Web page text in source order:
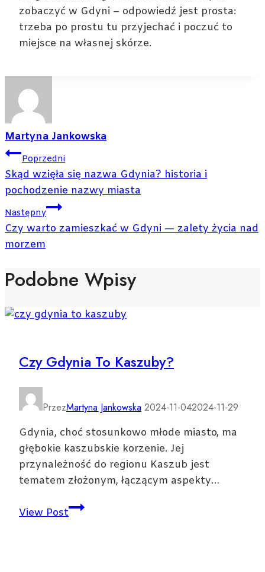
zobaczyć w Gdyni – odpowiedź jest prosta:
trzeba po prostu tu przyjechać i poczuć to
miejsce na własnej skórze.
Martyna Jankowska
Nawigacja
Wpisu
Poprzedni
Skąd wzięła się nazwa Gdynia? historia i
pochodzenie nazwy miasta
Następny
Czy warto zamieszkać w Gdyni — zalety życia nad
morzem
Podobne Wpisy
Czy Gdynia To Kaszuby?
PrzezMartyna Jankowska 2024-11-042024-11-29
Gdynia, choć stosunkowo młode miasto, ma
głębokie kaszubskie korzenie. Jej
przynależność do regionu Kaszub jest
tematem złożonym, łączącym aspekty…
View PostCzy